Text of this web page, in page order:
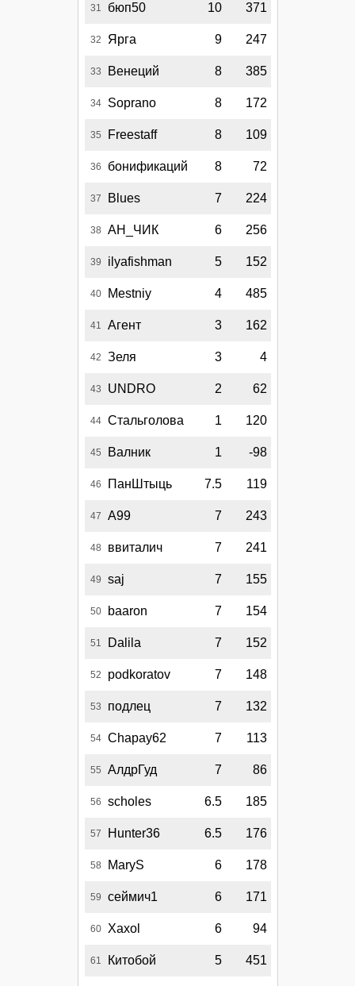
31 бюп50 10 371
32 Ярга 9 247
33 Венеций 8 385
34 Soprano 8 172
35 Freestaff 8 109
36 бонификаций 8 72
37 Blues 7 224
38 АН_ЧИК 6 256
39 ilyafishman 5 152
40 Mestniy 4 485
41 Агент 3 162
42 Зеля 3 4
43 UNDRO 2 62
44 Стальголова 1 120
45 Валник 1 -98
46 ПанШтыць 7.5 119
47 А99 7 243
48 ввиталич 7 241
49 saj 7 155
50 baaron 7 154
51 Dalila 7 152
52 podkoratov 7 148
53 подлец 7 132
54 Chapay62 7 113
55 АлдрГуд 7 86
56 scholes 6.5 185
57 Hunter36 6.5 176
58 MaryS 6 178
59 сеймич1 6 171
60 Xaxol 6 94
61 Китобой 5 451